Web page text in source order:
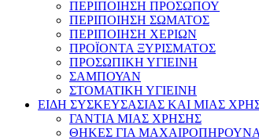
ΠΕΡΙΠΟΙΗΣΗ ΠΡΟΣΩΠΟΥ
ΠΕΡΙΠΟΙΗΣΗ ΣΩΜΑΤΟΣ
ΠΕΡΙΠΟΙΗΣΗ ΧΕΡΙΩΝ
ΠΡΟΪΟΝΤΑ ΞΥΡΙΣΜΑΤΟΣ
ΠΡΟΣΩΠΙΚΗ ΥΓΙΕΙΝΗ
ΣΑΜΠΟΥΑΝ
ΣΤΟΜΑΤΙΚΗ ΥΓΙΕΙΝΗ
ΕΙΔΗ ΣΥΣΚΕΥΣΑΣΙΑΣ ΚΑΙ ΜΙΑΣ
ΓΑΝΤΙΑ ΜΙΑΣ ΧΡΗΣΗΣ
ΘΗΚΕΣ ΓΙΑ ΜΑΧΑΙΡΟΠΗΡΟΥΝΑ